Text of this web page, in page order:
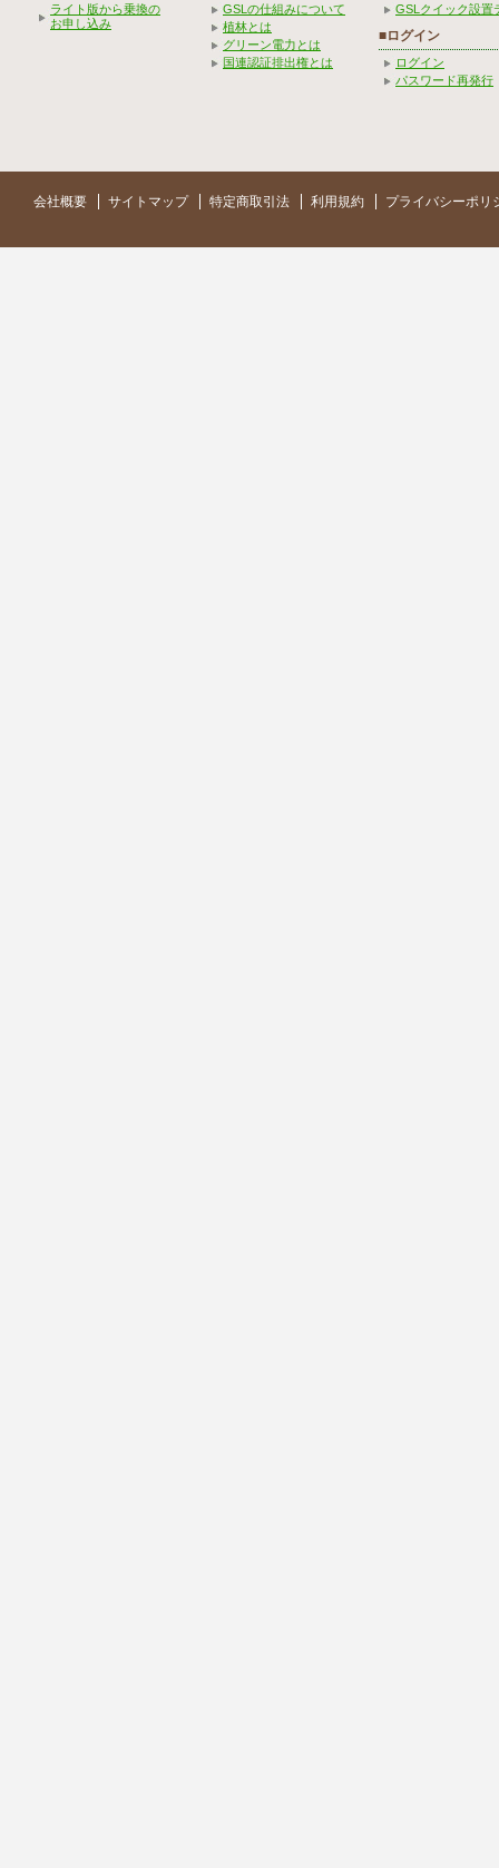
ライト版から乗換の
お申し込み
GSLの仕組みについて
植林とは
グリーン電力とは
国連認証排出権とは
GSLクイック設置
■ログイン
ログイン
パスワード再発行
会社概要 サイトマップ 特定商取引法 利用規約 プライバシーポリ